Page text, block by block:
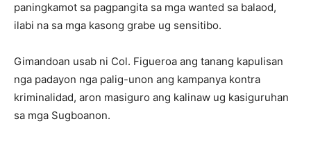
paningkamot sa pagpangita sa mga wanted sa balaod,
ilabi na sa mga kasong grabe ug sensitibo.
Gimandoan usab ni Col. Figueroa ang tanang kapulisan
nga padayon nga palig-unon ang kampanya kontra
kriminalidad, aron masiguro ang kalinaw ug kasiguruhan
sa mga Sugboanon.